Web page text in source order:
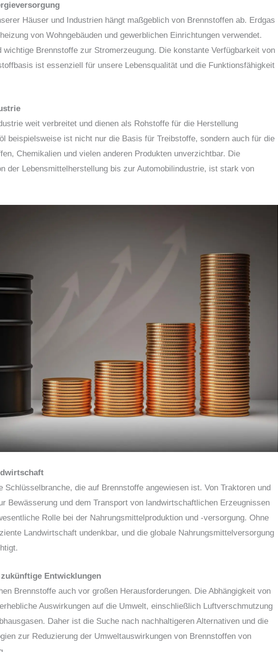
Häuser und Industrien hängt maßgeblich von Brennstoffen ab. Erdgas
von Wohngebäuden und gewerblichen Einrichtungen verwendet.
wichtige Brennstoffe zur Stromerzeugung. Die konstante Verfügbarkeit von
ist essenziell für unsere Lebensqualität und die Funktionsfähigkeit
weit verbreitet und dienen als Rohstoffe für die Herstellung
beispielsweise ist nicht nur die Basis für Treibstoffe, sondern auch für die
Chemikalien und vielen anderen Produkten unverzichtbar. Die
der Lebensmittelherstellung bis zur Automobilindustrie, ist stark von
Schlüsselbranche, die auf Brennstoffe angewiesen ist. Von Traktoren und
Bewässerung und dem Transport von landwirtschaftlichen Erzeugnissen
Rolle bei der Nahrungsmittelproduktion und -versorgung. Ohne
Landwirtschaft undenkbar, und die globale Nahrungsmittelversorgung
Entwicklungen
Brennstoffe auch vor großen Herausforderungen. Die Abhängigkeit von
Auswirkungen auf die Umwelt, einschließlich Luftverschmutzung
Daher ist die Suche nach nachhaltigeren Alternativen und die
zur Reduzierung der Umweltauswirkungen von Brennstoffen von